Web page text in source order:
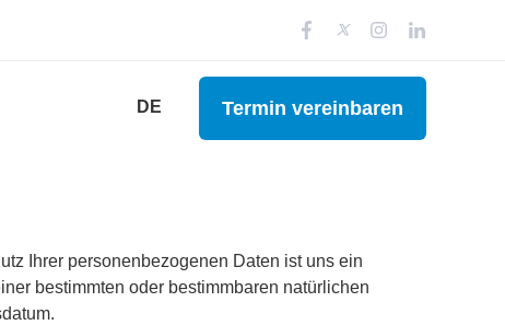
DE Termin vereinbaren
Ihrer personenbezogenen Daten ist uns ein
bestimmten oder bestimmbaren natürlichen